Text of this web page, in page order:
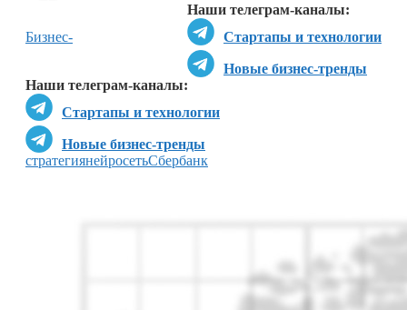
Наши телеграм-каналы:
Стартапы и технологии
Новые бизнес-тренды
Наши телеграм-каналы:
Стартапы и технологии
Новые бизнес-тренды
Бизнес-
стратегиянейросетьСбербанк